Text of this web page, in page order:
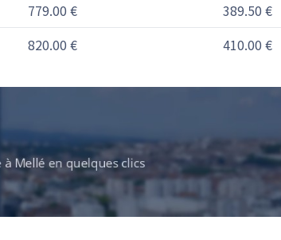
779.00 €
389.50 €
820.00 € 410.00 €